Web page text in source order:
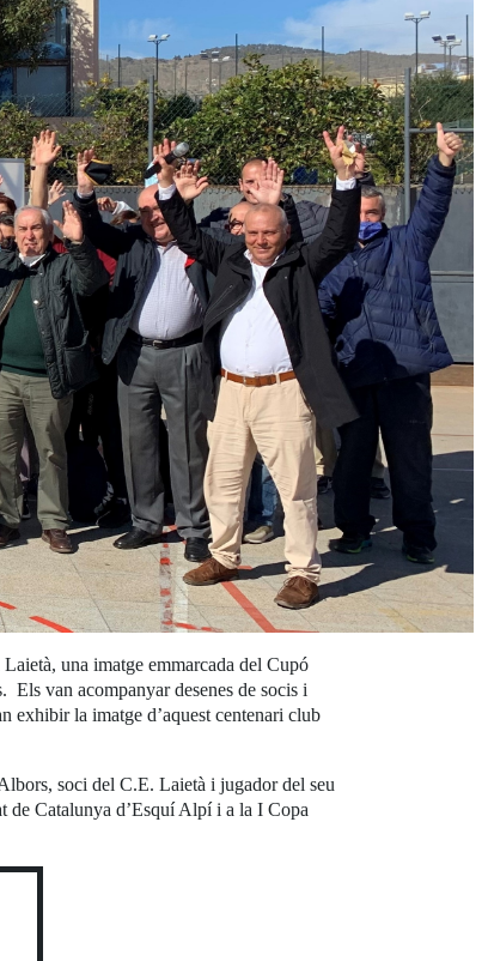
una imatge emmarcada del Cupó
van acompanyar desenes de socis i
exhibir la imatge d’aquest centenari club
soci del C.E. Laietà i jugador del seu
de Catalunya d’Esquí Alpí i a la I Copa